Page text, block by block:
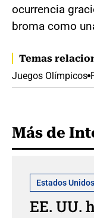
ocurrencia
broma como
Temas
Juegos Olímpicos
Más de
Estados Unidos
EE. UU.